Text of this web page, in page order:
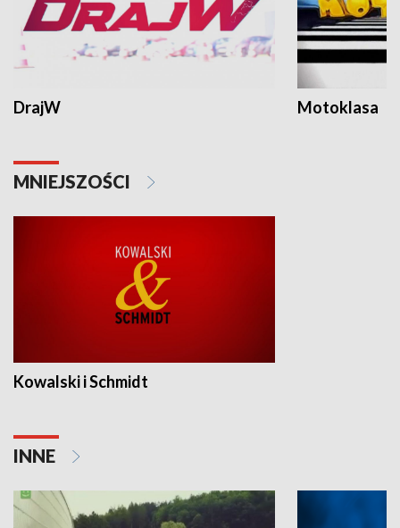
DrajW Motoklasa
MNIEJSZOŚCI
Kowalski i Schmidt
INNE